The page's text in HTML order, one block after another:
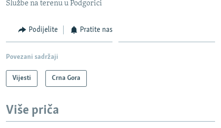
Službe na terenu u Podgorici
Podijelite Pratite nas
Povezani sadržaji
Vijesti Crna Gora
Više priča